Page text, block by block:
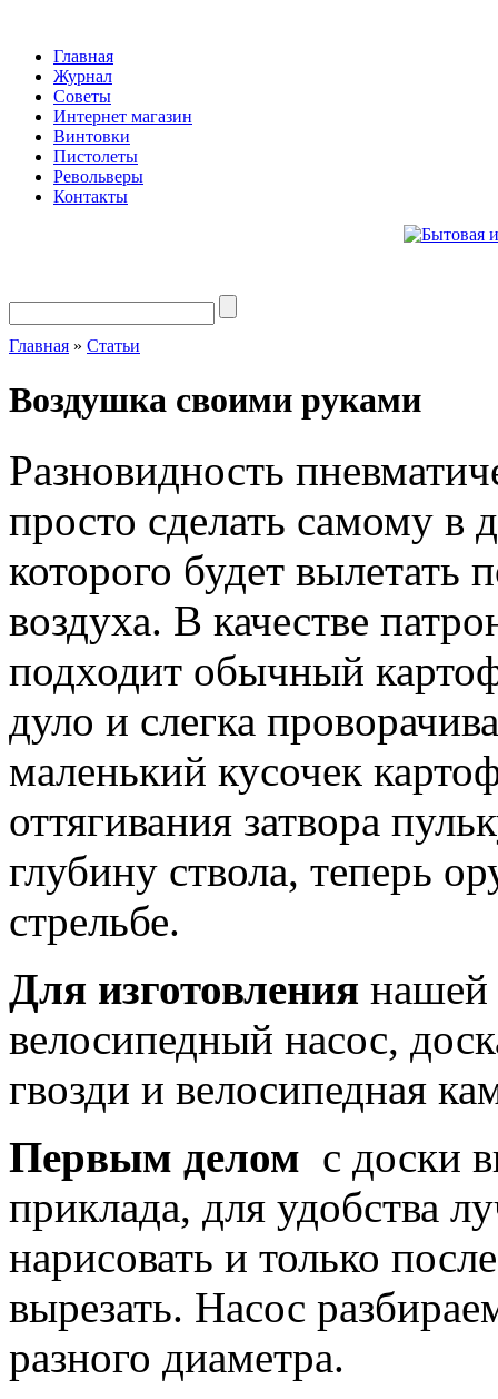
Главная
Журнал
Советы
Интернет магазин
Винтовки
Пистолеты
Револьверы
Контакты
Главная » Статьи
Воздушка своими руками
Разновидность
просто сделать самому в
которого будет вылетать
воздуха. В качестве
подходит обычный
дуло и слегка
маленький кусочек
оттягивания затвора
глубину ствола, теперь
стрельбе.
Для изготовления нашей
велосипедный насос,
гвозди и велосипедная
Первым делом с доски
приклада, для удобства
нарисовать и только
вырезать. Насос
разного диаметра.